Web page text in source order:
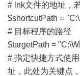
# lnk文件的地址，
$shortcutPath =
# 目标程序的路径
$targetPath =
# 指定快捷方式使
址，此处为关键点